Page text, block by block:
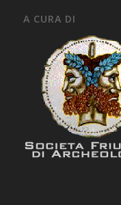
A CURA DI